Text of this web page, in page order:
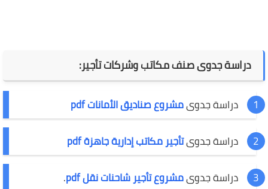
دراسة جدوى صنف مكاتب وشركات تأجير:
دراسة جدوىمشروع صناديق الأمانات pdf
دراسة جدوىتأجير مكاتب إدارية جاهزة pdf
دراسة جدوىمشروع تأجير شاحنات نقل pdf .